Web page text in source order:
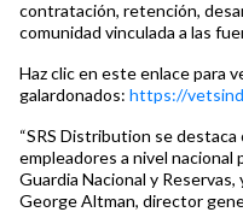
contratación, retención,
comunidad vinculada a las
Haz clic en este enlace para
galardonados: https://
“SRS Distribution se
empleadores a nivel nacional
Guardia Nacional y
George Altman, director